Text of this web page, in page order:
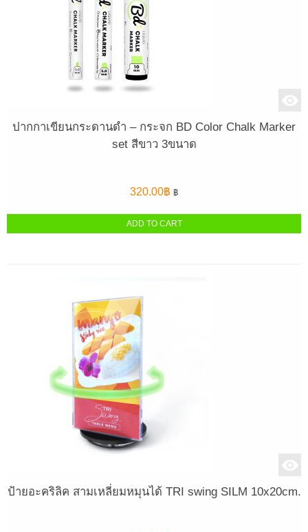
ปากกาเขียนกระดานดำ – กระจก BD Color Chalk Marker
set สีขาว 3ขนาด
320.00฿ ฿
ADD TO CART
ป้ายอะคริลิค สามเหลี่ยมหมุนได้ TRI swing SILM 10x20cm.